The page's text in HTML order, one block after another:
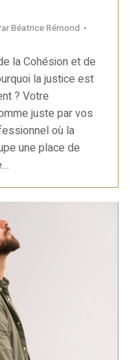
Béatrice Rémond
la Cohésion et de
la justice est
? Votre
juste par vos
où la
une place de